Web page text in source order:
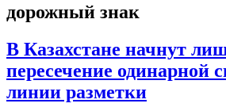
дорожный знак
В Казахстане начнут
пересечение одинарной
линии разметки